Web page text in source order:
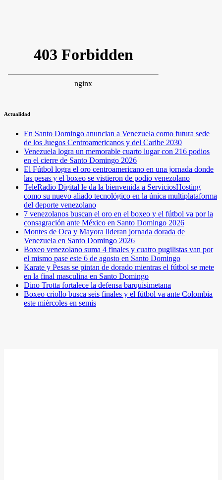
Actualidad
En Santo Domingo anuncian a Venezuela como futura sede
de los Juegos Centroamericanos y del Caribe 2030
Venezuela logra un memorable cuarto lugar con 216 podios
en el cierre de Santo Domingo 2026
El Fútbol logra el oro centroamericano en una jornada donde
las pesas y el boxeo se vistieron de podio venezolano
TeleRadio Digital le da la bienvenida a ServiciosHosting
como su nuevo aliado tecnológico en la única multiplataforma
del deporte venezolano
7 venezolanos buscan el oro en el boxeo y el fútbol va por la
consagración ante México en Santo Domingo 2026
Montes de Oca y Mayora lideran jornada dorada de
Venezuela en Santo Domingo 2026
Boxeo venezolano suma 4 finales y cuatro pugilistas van por
el mismo pase este 6 de agosto en Santo Domingo
Karate y Pesas se pintan de dorado mientras el fútbol se mete
en la final masculina en Santo Domingo
Dino Trotta fortalece la defensa barquisimetana
Boxeo criollo busca seis finales y el fútbol va ante Colombia
este miércoles en semis